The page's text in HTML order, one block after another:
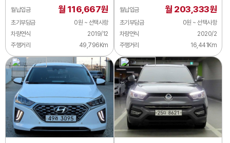
티볼리
월납입금 월 116,667원
초기부담금
0원 ~ 선택사항
차량연식
2019/12
주행거리
49,796Km
월납입금 월 203,333원
초기부담금
0원 ~ 선택사항
차량연식
2020/2
주행거리
16,441Km